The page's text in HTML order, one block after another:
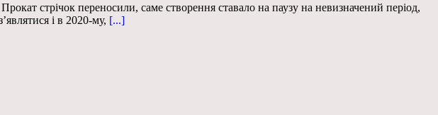
стрічок переносили, саме створення ставало на паузу на невизначений період,
і в 2020-му, [...]